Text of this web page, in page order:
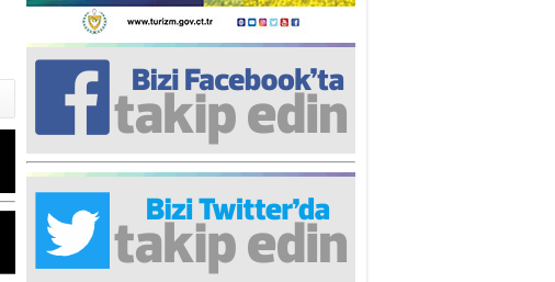
Ali KİŞMİR
FIRSAT VE KORKU
Turgut ÇALICI
İki Lakırdı da benden!
Yrd. Doç. Ercan HOŞKARA
Yatırım Yapmazsan Var Olamazsın:
Hedefteki Kurum Kıb-Tek
Rana Sarro
Başıma gelen skandal olayı